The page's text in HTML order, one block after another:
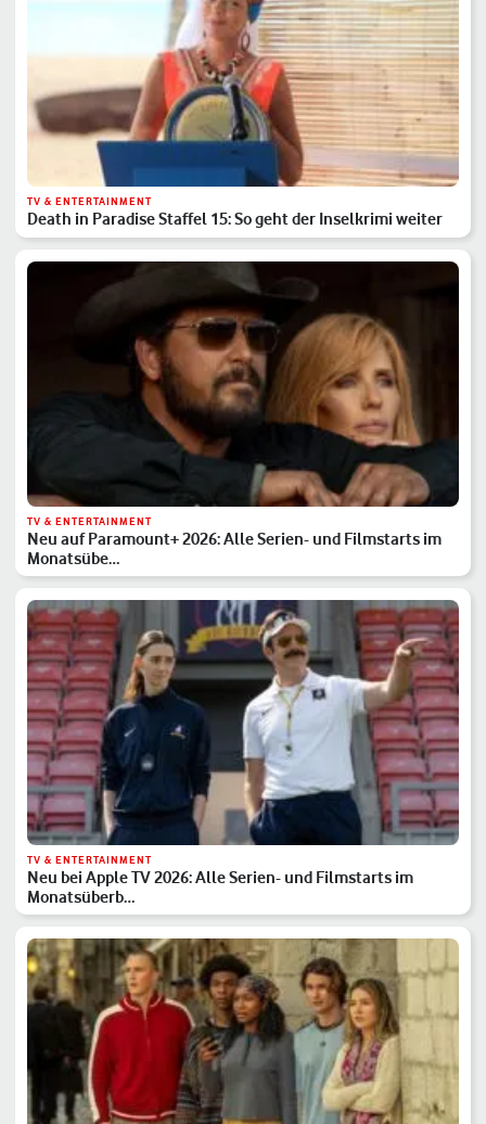
TV & ENTERTAINMENT
Death in Paradise Staffel 15: So geht der Inselkrimi weiter
TV & ENTERTAINMENT
Neu auf Paramount+ 2026: Alle Serien- und Filmstarts im
Monatsübe…
TV & ENTERTAINMENT
Neu bei Apple TV 2026: Alle Serien- und Filmstarts im
Monatsüberb…